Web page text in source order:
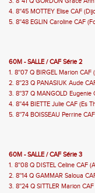
4. 8''45 MOTTEY Elise CAF
5. 8''48 EGLIN Caroline CAF
60M - SALLE / CAF Série 2
1. 8''07 Q BIRGEL Marion CAF
2. 8''23 Q PANASIUK Aude
3. 8''37 Q MANGOLD Eugenie
4. 8''44 BIETTE Julie CAF (Es
5. 8''74 BOISSEAU Perrine
60M - SALLE / CAF Série 3
1. 8''08 Q DISTEL Celine CAF
2. 8''14 Q GAMMAR Saloua
3. 8''24 Q SITTLER Marion